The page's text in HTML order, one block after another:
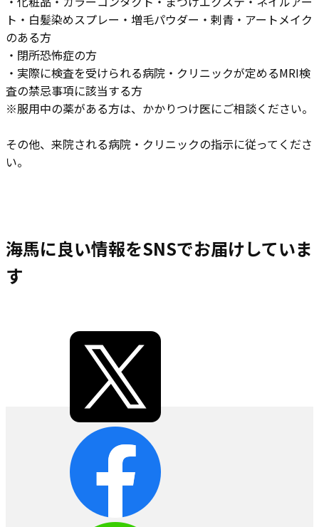
ト・白髪染めスプレー・増毛パウダー・剌青・アートメイク
のある方
・閉所恐怖症の方
・実際に検査を受けられる病院・クリニックが定めるMRI検
査の禁忌事項に該当する方
※服用中の薬がある方は、かかりつけ医にご相談ください。
その他、来院される病院・クリニックの指示に従ってくださ
い。
海馬に良い情報をSNSでお届けしていま
す